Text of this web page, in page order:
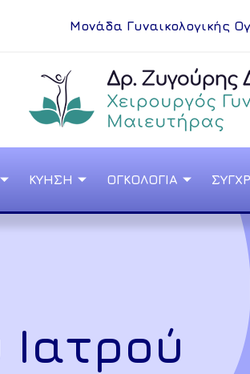
Μονάδα Γυναικολογικής
ΚΥΗΣΗ ΟΓΚΟΛΟΓΙΑ